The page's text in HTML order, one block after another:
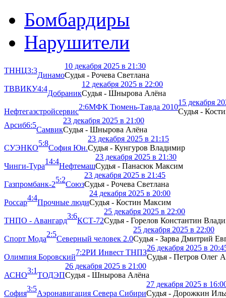
Бомбардиры
Нарушители
ТННЦ3:3
Динамо
10 декабря 2025 в 21:30
Судья - Рочева Светлана
ТВВИКУ4:4
Добраник
12 декабря 2025 в 22:00
Судья - Шнырова Алёна
Нефтегазстройсервис
2:6МФК Тюмень-Тавда 2010
15 декабря
Судья -
Арсиб6:5
Самвик
23 декабря 2025 в 21:00
Судья - Шнырова Алёна
СУЭНКО
5:8
София Юн.
23 декабря 2025 в 21:15
Судья - Кунгуров Владимир
Чинги-Тура
14:4
Нефтемаш
23 декабря 2025 в 21:30
Судья - Панасюк Максим
Газпромбанк-2
5:2
Союз
23 декабря 2025 в 21:45
Судья - Рочева Светлана
Россар
4:4
Прочные люди
24 декабря 2025 в 20:00
Судья - Костин Максим
ТНПО - Авангард
3:6
КСТ-72
25 декабря 2025 в 22:00
Судья - Горелов Константин
Спорт Мода
2:5
Северный человек 2.0
25 декабря 2025 в 22:00
Судья - Зарва Дмитрий
Олимпия Боровский
7:2РИ Инвест ТНПЗ
26 декабря 2025 в
Судья - Петров Олег
АСНО
3:1
ТОДЭП
26 декабря 2025 в 21:00
Судья - Шнырова Алёна
София
3:5
Аэронавигация Севера Сибири
27 декабря 2025 в
Судья - Дорожкин